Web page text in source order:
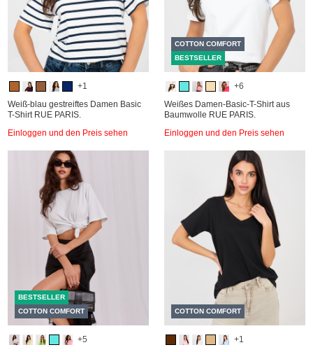
+1
Weiß-blau gestreiftes Damen Basic
T-Shirt RUE PARIS.
Einloggen und den Preis sehen
COTTON COMFORT
BESTSELLER
+6
Weißes Damen-Basic-T-Shirt aus
Baumwolle RUE PARIS.
Einloggen und den Preis sehen
BESTSELLER
COTTON COMFORT
+5
COTTON COMFORT
+1